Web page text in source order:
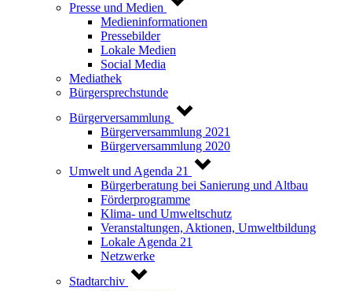
Presse und Medien
Medieninformationen
Pressebilder
Lokale Medien
Social Media
Mediathek
Bürgersprechstunde
Bürgerversammlung
Bürgerversammlung 2021
Bürgerversammlung 2020
Umwelt und Agenda 21
Bürgerberatung bei Sanierung und Altbau
Förderprogramme
Klima- und Umweltschutz
Veranstaltungen, Aktionen, Umweltbildung
Lokale Agenda 21
Netzwerke
Stadtarchiv